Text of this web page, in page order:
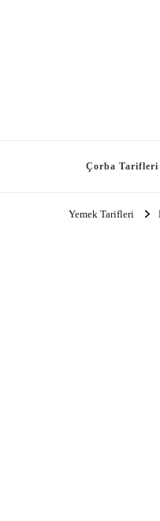
Çorba Tarifleri
Yemek Tarifleri